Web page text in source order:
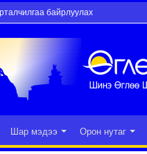
байрлуулах
Шар мэдээ Орон нутаг